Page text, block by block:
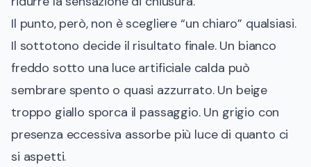
Il punto, però, non è scegliere “un chiaro” qualsiasi.
Il sottotono decide il risultato finale. Un bianco
freddo sotto una luce artificiale calda può
sembrare spento o quasi azzurrato. Un beige
troppo giallo sporca il passaggio. Un grigio con
presenza eccessiva assorbe più luce di quanto ci
si aspetti.